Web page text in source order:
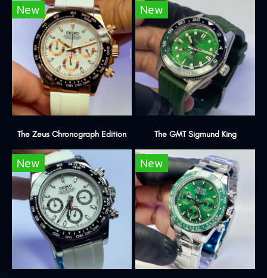
New
The Zeus Chronograph Edition
New
The GMT Sigmund King
New New